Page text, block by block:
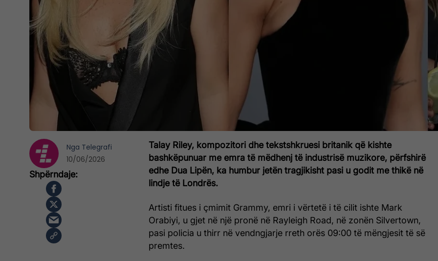
Talay Riley, kompozitori dhe tekstshkruesi britanik që kishte
bashkëpunuar me emra të mëdhenj të industrisë muzikore, përfshirë
edhe Dua Lipën, ka humbur jetën tragjikisht pasi u godit me thikë në
lindje të Londrës.
Artisti fitues i çmimit Grammy, emri i vërtetë i të cilit ishte Mark
Orabiyi, u gjet në një pronë në Rayleigh Road, në zonën Silvertown,
pasi policia u thirr në vendngjarje rreth orës 09:00 të mëngjesit të së
premtes.
Nga Telegrafi
10/06/2026